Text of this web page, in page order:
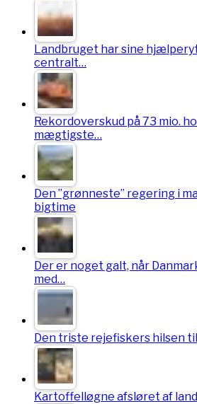
Landbruget har sine
centralt…
Rekordoverskud på 73 mio.
mægtigste…
Den ”grønneste” regering i
bigtime
Der er noget galt, når
med…
Den triste rejefiskers hilsen
Kartoffelløgne afsløret af